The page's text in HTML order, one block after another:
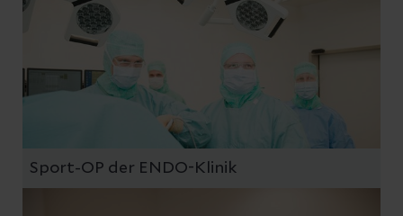
Sport-OP der ENDO-Klinik